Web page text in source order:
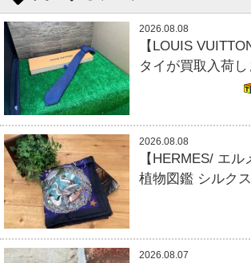
2026.08.08
【LOUIS
タイが買取入荷し
2026.08.08
【HERMES/ エ
植物図鑑 シルク
2026.08.07